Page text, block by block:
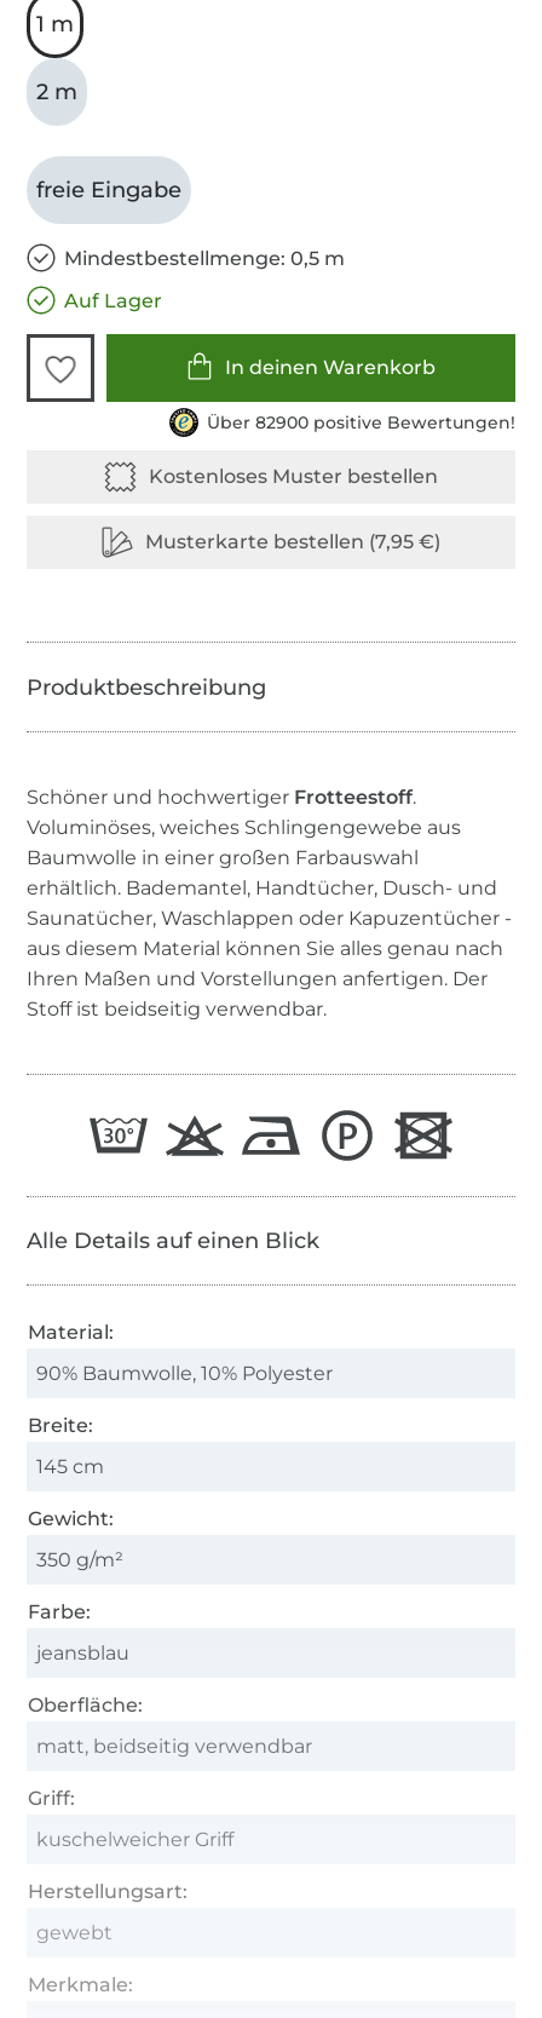
1 m
2 m
freie Eingabe
Mindestbestellmenge: 0,5 m
Auf Lager
In deinen Warenkorb
Über 82900 positive Bewertungen!
Schöner und hochwertiger Frotteestoff.
Voluminöses, weiches Schlingengewebe aus
Baumwolle in einer großen Farbauswahl
erhältlich. Bademantel, Handtücher, Dusch- und
Saunatücher, Waschlappen oder Kapuzentücher -
aus diesem Material können Sie alles genau nach
Ihren Maßen und Vorstellungen anfertigen. Der
Stoff ist beidseitig verwendbar.
Alle Details auf einen Blick
Material:
90% Baumwolle, 10% Polyester
Breite:
145 cm
Gewicht:
350 g/m²
Farbe:
jeansblau
Oberfläche:
matt, beidseitig verwendbar
Griff:
kuschelweicher Griff
Herstellungsart:
gewebt
Merkmale: